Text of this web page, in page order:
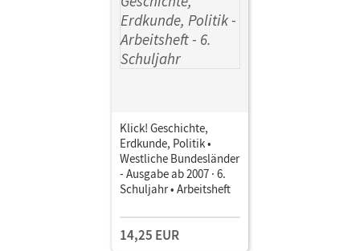
Klick! Geschichte,
Erdkunde, Politik •
Westliche Bundesländer
- Ausgabe ab 2007 · 6.
Schuljahr • Arbeitsheft
14,25 EUR